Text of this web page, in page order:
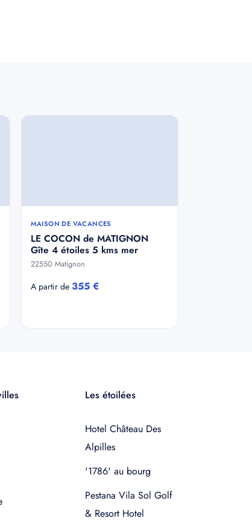
MAISON DE VACANCES
LE COCON de MATIGNON
Gîte 4 étoiles 5 kms mer
22550 Matignon
A partir de 355 €
Les étoilées
Hotel Château Des
Alpilles
'1786' au bourg
Pestana Vila Sol Golf
& Resort Hotel